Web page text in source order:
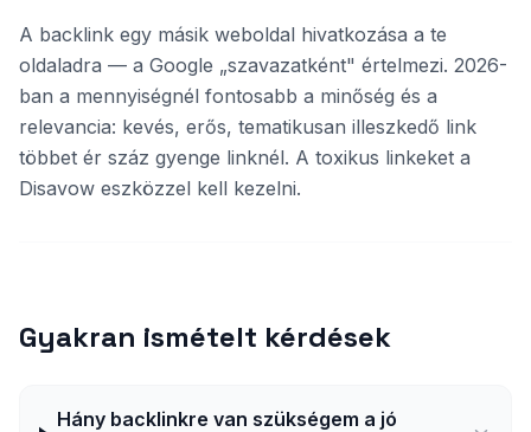
A backlink egy másik weboldal hivatkozása a te
oldaladra — a Google „szavazatként" értelmezi. 2026-
ban a mennyiségnél fontosabb a minőség és a
relevancia: kevés, erős, tematikusan illeszkedő link
többet ér száz gyenge linknél. A toxikus linkeket a
Disavow eszközzel kell kezelni.
Gyakran ismételt kérdések
Hány backlinkre van szükségem a jó